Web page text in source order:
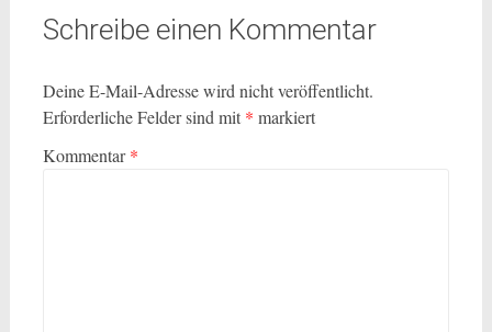
Schreibe einen Kommentar
Deine E-Mail-Adresse wird nicht veröffentlicht.
Erforderliche Felder sind mit * markiert
Kommentar*